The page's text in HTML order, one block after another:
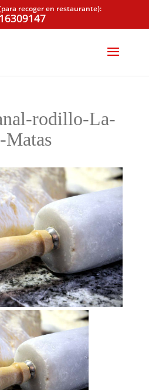
recoger en restaurante):
rodillo-La-
Matas